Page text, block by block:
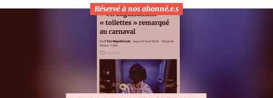
Réservé à nos abonné.e.s